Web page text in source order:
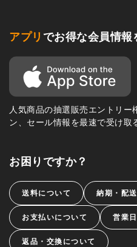
アプリ でお得な会員情報
人気商品の抽選販売エントリ
ン、セール情報を最速で受け取
お困りですか？
送料について 納期・配
お支払いについて 営業
返品・交換について